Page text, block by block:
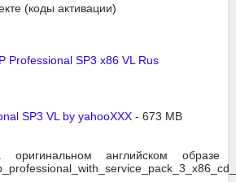
(коды активации)
Professional SP3 x86 VL Rus
SP3 VL by yahooXXX - 673 MB
английском образе